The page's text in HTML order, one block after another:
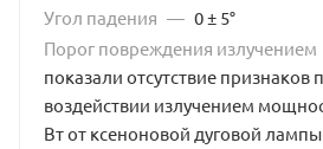
Угол падения — 0 ± 5°
Порог повреждения излучением
показали отсутствие
воздействии излучением
Вт от ксеноновой дуговой